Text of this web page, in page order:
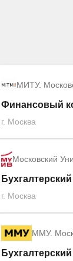
МИТУ.
Финансовый
г. Москва
Московский
г. Москва
ММУ.